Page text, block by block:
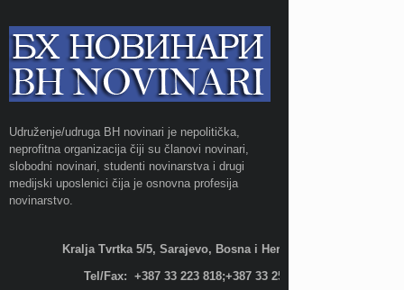
Udruženje/udruga BH novinari je nepolitička,
neprofitna organizacija čiji su članovi novinari,
slobodni novinari, studenti novinarstva i drugi
medijski uposlenici čija je osnovna profesija
novinarstvo.
Kralja Tvrtka 5/5, Sarajevo, Bosna i Hercegovina;
Tel/Fax: +387 33 223 818;+387 33 255 600